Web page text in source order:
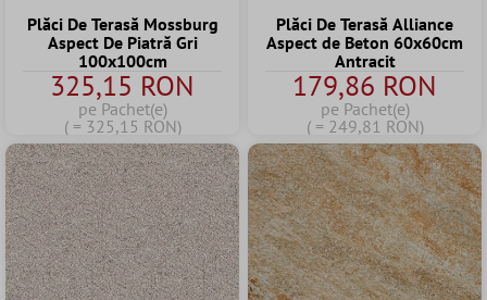
Plăci De Terasă Mossburg
Aspect De Piatră Gri
100x100cm
325,15 RON
pe Pachet(e)
( = 325,15 RON)
Plăci De Terasă Alliance
Aspect de Beton 60x60cm
Antracit
179,86 RON
pe Pachet(e)
( = 249,81 RON)